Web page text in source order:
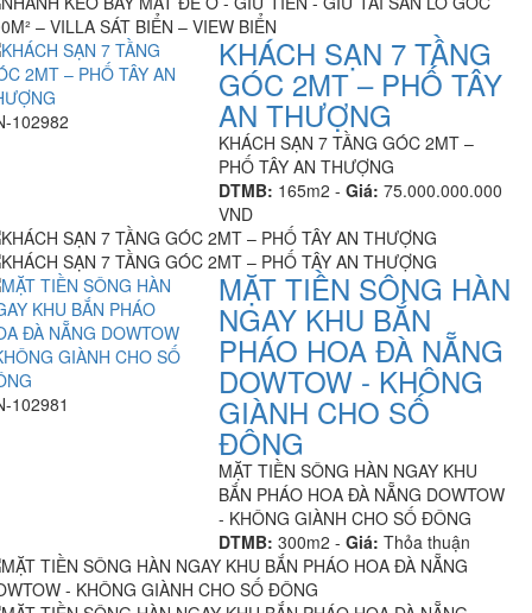
102982
KHÁCH SẠN 7 TẦNG
GÓC 2MT – PHỐ TÂY
AN THƯỢNG
KHÁCH SẠN 7 TẦNG GÓC 2MT –
PHỐ TÂY AN THƯỢNG
DTMB: 165m2 -Giá: 75.000.000.000
VND
102981
MẶT TIỀN SÔNG HÀN
NGAY KHU BẮN
PHÁO HOA ĐÀ NẴNG
DOWTOW - KHÔNG
GIÀNH CHO SỐ
ĐÔNG
MẶT TIỀN SÔNG HÀN NGAY KHU
BẮN PHÁO HOA ĐÀ NẴNG DOWTOW
- KHÔNG GIÀNH CHO SỐ ĐÔNG
DTMB: 300m2 -Giá: Thỏa thuận